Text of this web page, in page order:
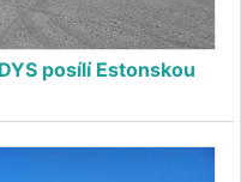
posílí Estonskou